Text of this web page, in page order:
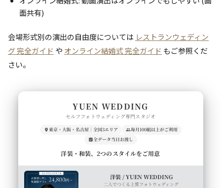
面共有)
会場形式別の演出の自由度については レストランウェディン
グ 完全ガイド や オンライン結婚式 完全ガイド もご参照くだ
さい。
YUEN WEDDING
セルフフォトウェディング専門スタジオ
東京・大阪・名古屋｜全国3エリア
毎月100組以上がご利用
全データ当日お渡し
洋装・和装、2つのスタイルをご用意
洋装 / YUEN WEDDING
二人でつくる上質フォトウェディング